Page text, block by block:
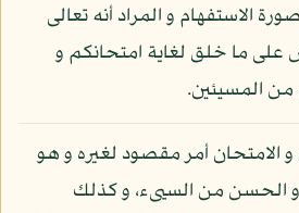
الاستفهام و المراد أنه تعالى
على ما خلق لغاية امتحانكم و
المسيئين.
و الامتحان أمر مقصود لغيره و هو
و الحسن من السيىء، و كذلك